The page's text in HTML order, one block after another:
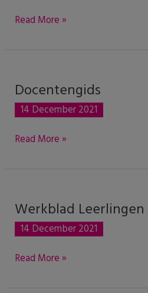
Read More »
Docentengids
14 December 2021
Docentengids
Read More »
Werkblad Leerlingen
14 December 2021
Werkblad
Leerlingen
Read More »